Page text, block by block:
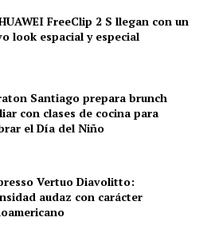
FreeClip 2 S llegan con un
look espacial y especial
Santiago prepara brunch
con clases de cocina para
el Día del Niño
Vertuo Diavolitto:
audaz con carácter